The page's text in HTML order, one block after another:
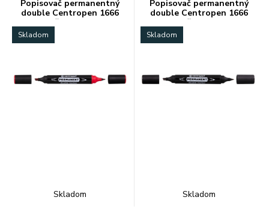
Popisovač permanentný
double Centropen 1666
červený
Skladom
Skladom
Popisovač permanentný
double Centropen 1666
čierny
Skladom
Skladom